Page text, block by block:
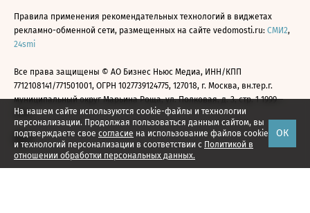
На нашем сайте используются cookie-файлы и технологии
персонализации. Продолжая пользоваться данным сайтом, вы
подтверждаете свое согласие на использование файлов cookie
и технологий персонализации в соответствии с Политикой в
отношении обработки персональных данных.
ОК
Правила применения рекомендательных технологий в виджетах
рекламно-обменной сети, размещенных на сайте vedomosti.ru: СМИ2,
24smi
Все права защищены © АО Бизнес Ньюс Медиа, ИНН/КПП
7712108141/771501001, ОГРН 1027739124775, 127018, г. Москва, вн.тер.г.
муниципальный округ Марьина Роща, ул. Полковая, д. 3, стр. 1 1999—
2026